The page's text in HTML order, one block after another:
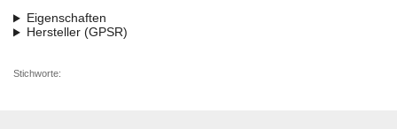
Eigenschaften
Hersteller (GPSR)
Stichworte: